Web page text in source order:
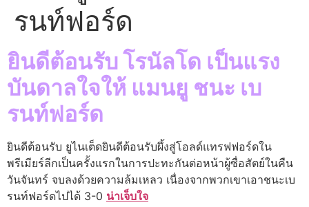
รนท์ฟอร์ด
ยินดีต้อนรับ โรนัลโด เป็นแรง
บันดาลใจให้ แมนยู ชนะ เบ
รนท์ฟอร์ด
ยินดีต้อนรับ ยูไนเต็ดยินดีต้อนรับผึ้งสู่โอลด์แทรฟฟอร์ดใน
พรีเมียร์ลีกเป็นครั้งแรกในการปะทะกันต่อหน้าผู้ซื่อสัตย์ในคืน
วันจันทร์ จบลงด้วยความล้มเหลว เนื่องจากพวกเขาเอาชนะเบ
รนท์ฟอร์ดไปได้ 3-0 น่าเจ็บใจ